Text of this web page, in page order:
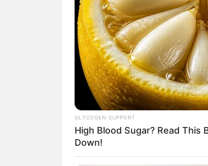
GLYCOGEN SUPPORT
High Blood Sugar? Read This
Down!